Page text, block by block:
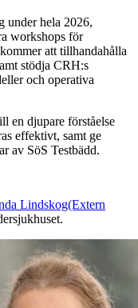
under hela 2026,
workshops för
att tillhandahålla
stödja CRH:s
och operativa
en djupare förståelse
effektivt, samt ge
av SöS Testbädd.
Lindskog(Extern